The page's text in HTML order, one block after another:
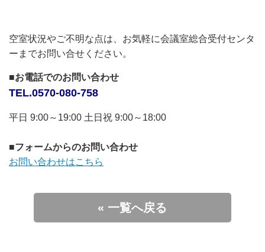
空室状況やご不明な点は、お気軽に会議室総合受付センタ
ーまでお問い合せください。
■お電話でのお問い合わせ
TEL.0570-080-758
平日 9:00～19:00 土日祝 9:00～18:00
■フォームからのお問い合わせ
お問い合わせはこちら
« 一覧へ戻る